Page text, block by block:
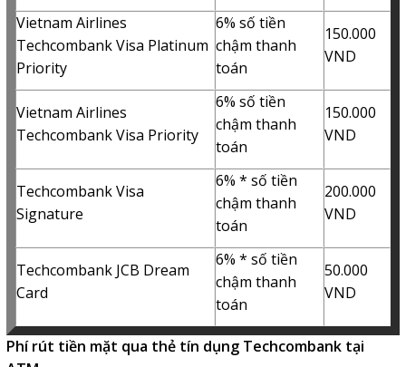
Vietnam Airlines
Techcombank Visa Platinum
Priority
6% số tiền
chậm thanh
toán
150.000
VND
Vietnam Airlines
Techcombank Visa Priority
6% số tiền
chậm thanh
toán
150.000
VND
Techcombank Visa
Signature
6% * số tiền
chậm thanh
toán
200.000
VND
Techcombank JCB Dream
Card
6% * số tiền
chậm thanh
toán
50.000
VND
Phí rút tiền mặt qua thẻ tín dụng Techcombank tại